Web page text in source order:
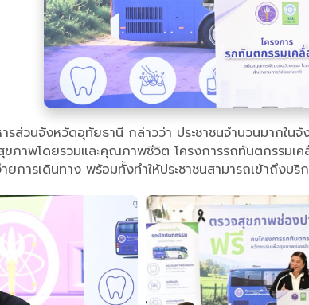
ส่วนจังหวัดอุทัยธานี กล่าวว่า ประชาชนจำนวนมากใ
ภาพโดยรวมและคุณภาพชีวิต โครงการรถทันตกรรม
ยการเดินทาง พร้อมทั้งทำให้ประชาชนสามารถเข้าถึง